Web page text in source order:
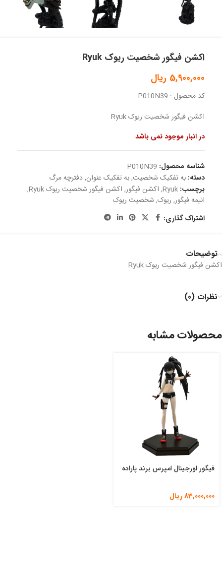
اکشن فیگور شخصیت ریوک Ryuk
5,900,000 ریال
کد محصول : P010N39
اکشن فیگور شخصیت ریوک Ryuk
در انبار موجود نمی باشد
شناسه محصول: P010N39
دسته: به تفکیک شخصیت,به تفکیک عنوان,دفترچه مرگ
برچسب: Ryuk
, اکشن فیگور, اکشن فیگور شخصیت ریوک Ryuk
,
انیمه فیگور, ریوک, شخصیت ریوک
اشتراک گذاری:
توضیحات
اکشن فیگور شخصیت ریوک Ryuk
نظرات (0)
محصولات مشابه
فیگور اورجینال امپرس برند پاراده
83,000,000ریال